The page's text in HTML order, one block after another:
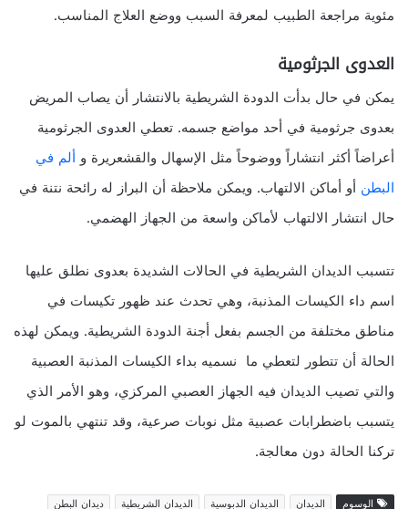
مئوية مراجعة الطبيب لمعرفة السبب ووضع العلاج المناسب.
العدوى الجرثومية
يمكن في حال بدأت الدودة الشريطية بالانتشار أن يصاب المريض
بعدوى جرثومية في أحد مواضع جسمه. تعطي العدوى الجرثومية
أعراضاً أكثر انتشاراً ووضوحاً مثل الإسهال والقشعريرة و ألم في
البطن أو أماكن الالتهاب. ويمكن ملاحظة أن البراز له رائحة نتنة في
حال انتشار الالتهاب لأماكن واسعة من الجهاز الهضمي.
تتسبب الديدان الشريطية في الحالات الشديدة بعدوى نطلق عليها
اسم داء الكيسات المذنبة، وهي تحدث عند ظهور تكيسات في
مناطق مختلفة من الجسم بفعل أجنة الدودة الشريطية. ويمكن لهذه
الحالة أن تتطور لتعطي ما نسميه بداء الكيسات المذنبة العصبية
والتي تصيب الديدان فيه الجهاز العصبي المركزي، وهو الأمر الذي
يتسبب باضطرابات عصبية مثل نوبات صرعية، وقد تنتهي بالموت لو
تركنا الحالة دون معالجة.
الوسوم الديدان الديدان الدبوسية الديدان الشريطية ديدان البطن